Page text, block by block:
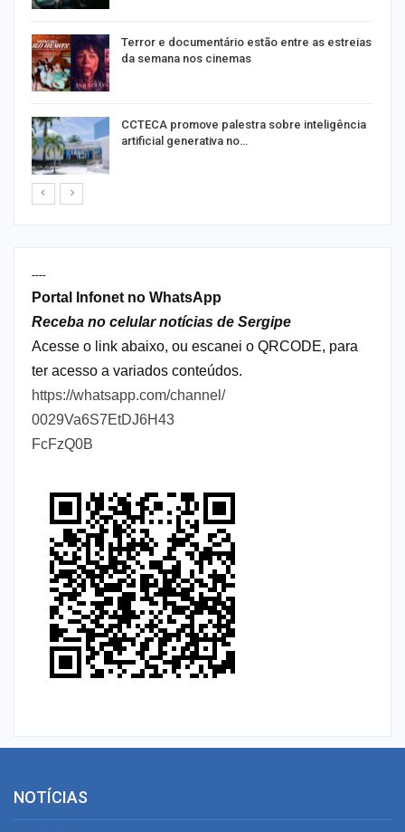
Terror e documentário estão entre as estreias
da semana nos cinemas
CCTECA promove palestra sobre inteligência
artificial generativa no…
----
Portal Infonet no WhatsApp
Receba no celular notícias de Sergipe
Acesse o link abaixo, ou escanei o QRCODE, para
ter acesso a variados conteúdos.
https://whatsapp.com/channel/
0029Va6S7EtDJ6H43
FcFzQ0B
NOTÍCIAS